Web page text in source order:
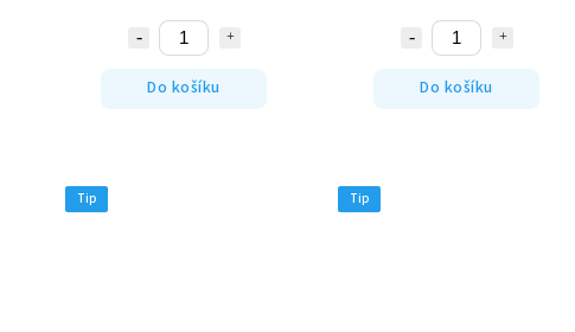
Do košíku Do košíku
Tip Tip